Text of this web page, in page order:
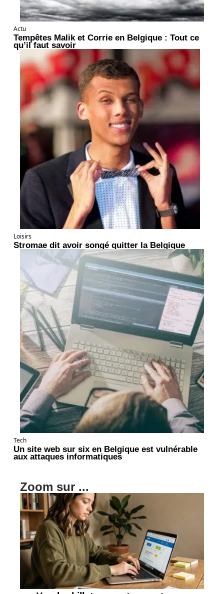
Actu
Tempêtes Malik et Corrie en Belgique : Tout ce
qu’il faut savoir
Loisirs
Stromae dit avoir songé quitter la Belgique
Tech
Un site web sur six en Belgique est vulnérable
aux attaques informatiques
Zoom sur ...